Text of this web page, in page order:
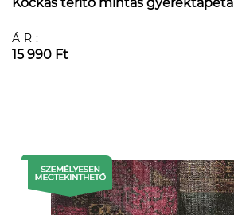
ÁR:
15 990 Ft